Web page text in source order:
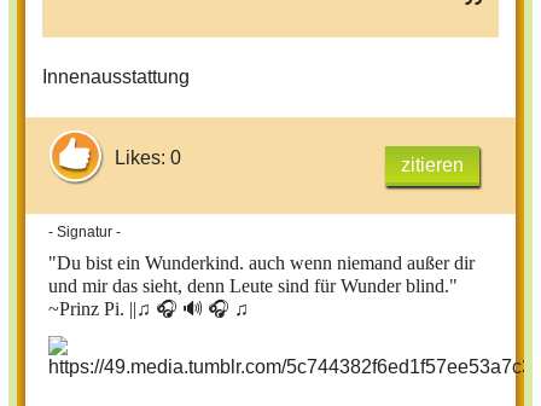
Innenausstattung
Likes: 0 zitieren
- Signatur -
"Du bist ein Wunderkind. auch wenn niemand außer dir
und mir das sieht, denn Leute sind für Wunder blind."
~Prinz Pi. ||♫ 🎧 🔊 🎧 ♫